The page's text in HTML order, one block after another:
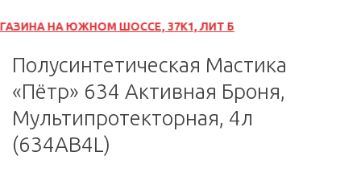
ШОССЕ, 37К1, ЛИТ Б
Полусинтетическая Мастика
«Пётр» 634 Активная Броня,
Мультипротекторная, 4л
(634AB4L)